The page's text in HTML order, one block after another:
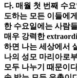
다. 매월 첫 번째 수
도하는 모든 이들에
한 수요일에는 사람
매우 강력한
하면 나는 세상에서
나의 성모 마리아로
모두 나누기 때문이